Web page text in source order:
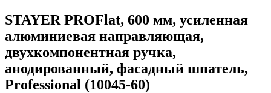
STAYER PROFlat, 600 мм, усиленная
алюминиевая направляющая,
двухкомпонентная ручка,
анодированный, фасадный шпатель,
Professional (10045-60)